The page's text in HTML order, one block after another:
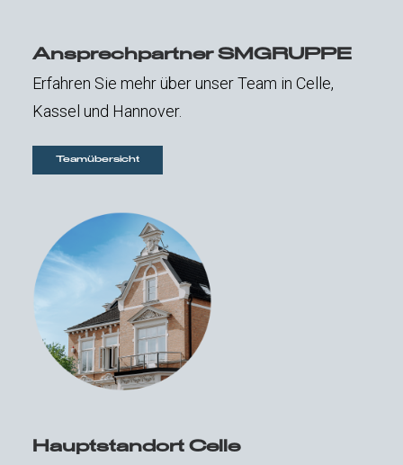
Ansprechpartner SMGRUPPE
Erfahren Sie mehr über unser Team in Celle,
Kassel und Hannover.
Teamübersicht
Hauptstandort Celle